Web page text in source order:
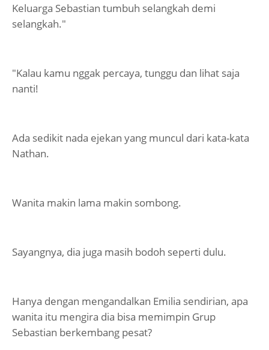
Keluarga Sebastian tumbuh selangkah demi
selangkah."
"Kalau kamu nggak percaya, tunggu dan lihat saja
nanti!
Ada sedikit nada ejekan yang muncul dari kata-kata
Nathan.
Wanita makin lama makin sombong.
Sayangnya, dia juga masih bodoh seperti dulu.
Hanya dengan mengandalkan Emilia sendirian, apa
wanita itu mengira dia bisa memimpin Grup
Sebastian berkembang pesat?